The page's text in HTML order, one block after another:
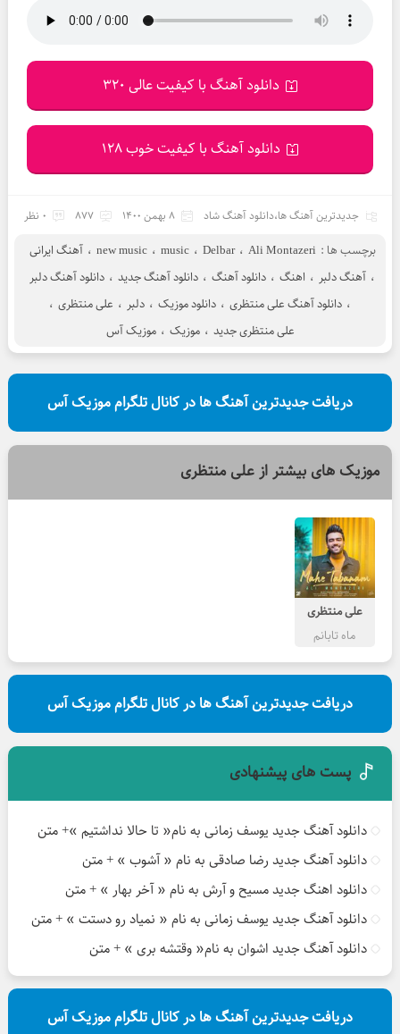
دانلود آهنگ با کیفیت عالی 320
دانلود آهنگ با کیفیت خوب 128
جدیدترین آهنگ ها،دانلود آهنگ شاد 8 بهمن 1400 877 0 نظر
برچسب ها : Ali Montazeri ، Delbar ، music ، new music ، آهنگ ایرانی
، آهنگ دلبر ، اهنگ ، دانلود آهنگ ، دانلود آهنگ جدید ، دانلود آهنگ دلبر
، دانلود آهنگ علی منتظری ، دانلود موزیک ، دلبر ، علی منتظری ،
علی منتظری جدید ، موزیک ، موزیک آس
دریافت جدیدترین آهنگ ها در کانال تلگرام موزیک آس
موزیک های بیشتر از علی منتظری
علی منتظری
ماه تابانم
دریافت جدیدترین آهنگ ها در کانال تلگرام موزیک آس
پست های پیشنهادی
دانلود آهنگ جدید یوسف زمانی به نام« تا حالا نداشتیم »+ متن
دانلود آهنگ جدید رضا صادقی به نام « آشوب » + متن
دانلود اهنگ جدید مسیح و آرش به نام « آخر بهار » + متن
دانلود آهنگ جدید یوسف زمانی به نام « نمیاد رو دستت » + متن
دانلود آهنگ جدید اشوان به نام« وقتشه بری » + متن
دریافت جدیدترین آهنگ ها در کانال تلگرام موزیک آس